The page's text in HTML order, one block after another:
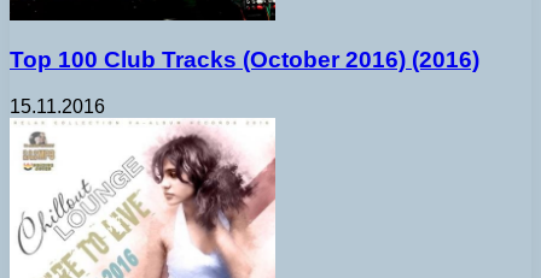
Top 100 Club Tracks (October 2016) (2016)
15.11.2016